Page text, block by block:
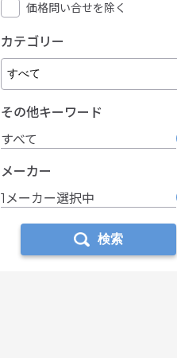
価格問い合せを除く
カテゴリー
その他キーワード
すべて
メーカー
1メーカー選択中
検索